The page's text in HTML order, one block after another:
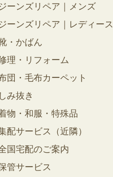
ーンズリペア｜メンズ
ーンズリペア｜レディース
・かばん
理・リフォーム
団・毛布カーペット
しみ抜き
物・和服・特殊品
配サービス（近隣）
国宅配のご案内
管サービス